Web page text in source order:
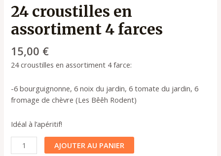
24 croustilles en
assortiment 4 farces
15,00 €
24 croustilles en assortiment 4 farce:
-6 bourguignonne, 6 noix du jardin, 6 tomate du jardin, 6
fromage de chèvre (Les Bêêh Rodent)
Idéal à l’apéritif!
AJOUTER AU PANIER